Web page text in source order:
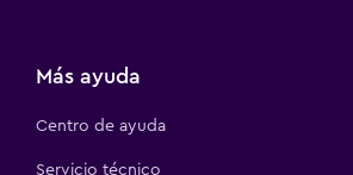
Más ayuda
Centro de ayuda
Servicio técnico